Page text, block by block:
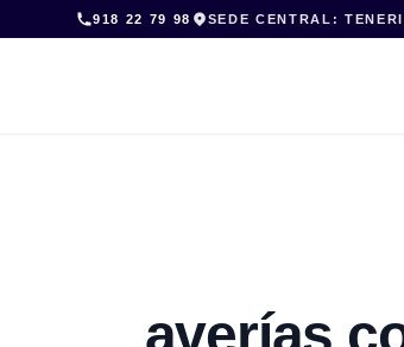
to
918 22 79 98 SEDE CENTRAL: